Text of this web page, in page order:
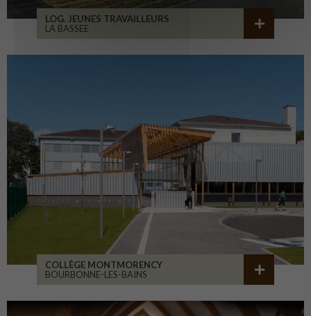
LOG. JEUNES TRAVAILLEURS
LA BASSEE
COLLÈGE MONTMORENCY
BOURBONNE-LES-BAINS